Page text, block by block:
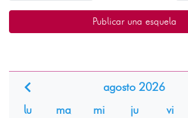
Publicar una esquela
agosto 2026
lu
ma mi ju vi